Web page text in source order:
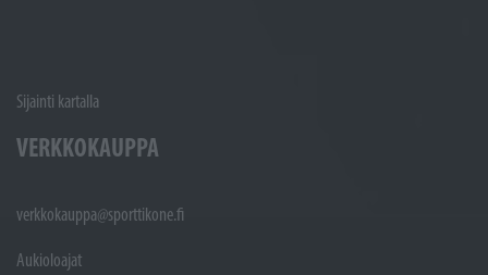
Sijainti kartalla
VERKKOKAUPPA
verkkokauppa@sporttikone.fi
Aukioloajat